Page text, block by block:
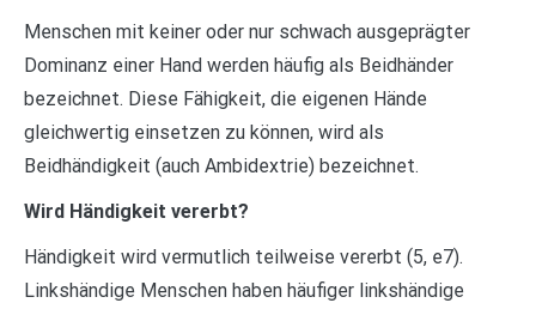
Menschen mit keiner oder nur schwach ausgeprägter
Dominanz einer Hand werden häufig als Beidhänder
bezeichnet. Diese Fähigkeit, die eigenen Hände
gleichwertig einsetzen zu können, wird als
Beidhändigkeit (auch Ambidextrie) bezeichnet.
Wird Händigkeit vererbt?
Händigkeit wird vermutlich teilweise vererbt (5, e7).
Linkshändige Menschen haben häufiger linkshändige